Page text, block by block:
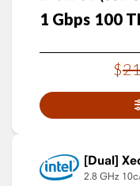
1 Gbps 100
$
2.8 GHz